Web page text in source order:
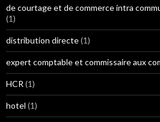
de courtage et de commerce intra
(1)
distribution directe(1)
expert comptable et commissaire aux
HCR (1)
hotel (1)